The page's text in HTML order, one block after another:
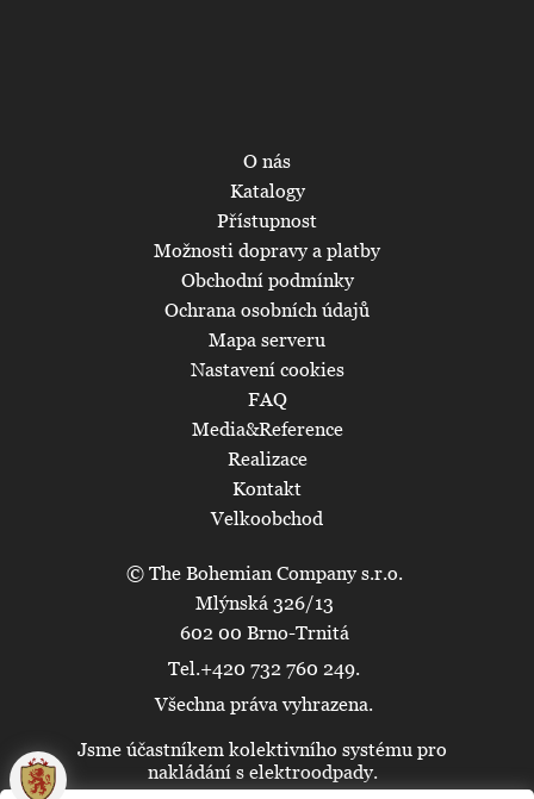
© The Bohemian Company s.r.o.
Mlýnská 326/13
602 00 Brno-Trnitá
Tel.+420 732 760 249.
Všechna práva vyhrazena.
O nás
Katalogy
Přístupnost
Možnosti dopravy a platby
Obchodní podmínky
Ochrana osobních údajů
Mapa serveru
Nastavení cookies
FAQ
Media&Reference
Realizace
Kontakt
Velkoobchod
Jsme účastníkem kolektivního systému pro
nakládání s elektroodpady.
🍪